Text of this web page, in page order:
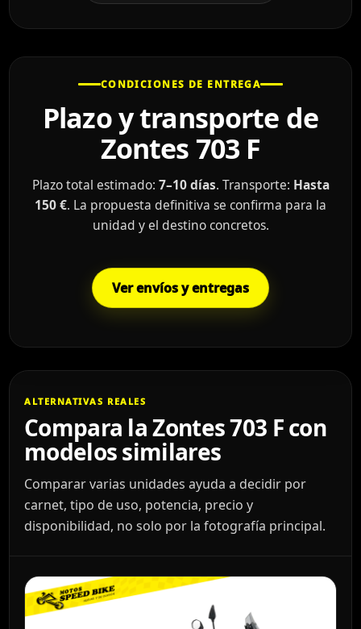
CONDICIONES DE ENTREGA
Plazo y transporte de
Zontes 703 F
Plazo total estimado: 7–10 días. Transporte: Hasta
150 €. La propuesta definitiva se confirma para la
unidad y el destino concretos.
Ver envíos y entregas
ALTERNATIVAS REALES
Compara la Zontes 703 F con
modelos similares
Comparar varias unidades ayuda a decidir por
carnet, tipo de uso, potencia, precio y
disponibilidad, no solo por la fotografía principal.